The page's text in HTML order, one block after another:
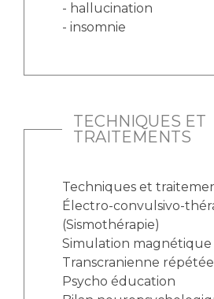
- hallucination
- insomnie
TECHNIQUES ET
TRAITEMENTS
Techniques et
Électro-convulsivo-
(Sismothérapie)
Simulation magnétique
Transcranienne répétée
Psycho éducation